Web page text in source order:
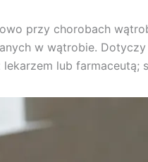
przy chorobach
w wątrobie.
lub farmaceutą;